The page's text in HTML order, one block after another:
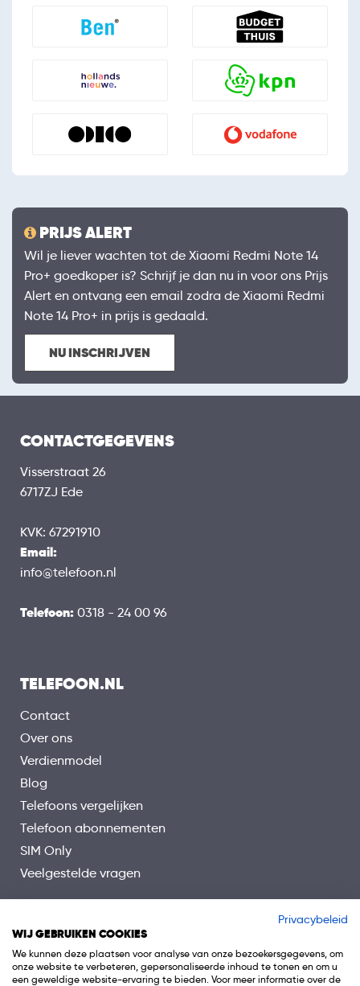
PRIJS ALERT
Wil je liever wachten tot de Xiaomi Redmi Note 14
Pro+ goedkoper is? Schrijf je dan nu in voor ons Prijs
Alert en ontvang een email zodra de Xiaomi Redmi
Note 14 Pro+ in prijs is gedaald.
NU INSCHRIJVEN
CONTACTGEGEVENS
Visserstraat 26
6717ZJ Ede
KVK: 67291910
Email:
info@telefoon.nl
Telefoon: 0318 - 24 00 96
TELEFOON.NL
Contact
Over ons
Verdienmodel
Blog
Telefoons vergelijken
Telefoon abonnementen
SIM Only
Veelgestelde vragen
Privacybeleid
WIJ GEBRUIKEN COOKIES
We kunnen deze plaatsen voor analyse van onze bezoekersgegevens, om
onze website te verbeteren, gepersonaliseerde inhoud te tonen en om u
een geweldige website-ervaring te bieden. Voor meer informatie over de